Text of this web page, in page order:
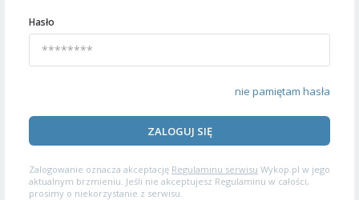
Hasło
nie pamiętam hasła
ZALOGUJ SIĘ
Zalogowanie oznacza akceptację Regulaminu serwisu Wykop.pl w jego
aktualnym brzmieniu. Jeśli nie akceptujesz Regulaminu w całości,
prosimy o niekorzystanie z serwisu.